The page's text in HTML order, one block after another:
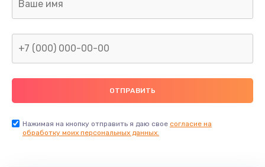
Замена датчика приближения
890 руб.
Заказать
Нажимая на кнопку отправить я даю свое согласие на
обработку моих персональных данных.